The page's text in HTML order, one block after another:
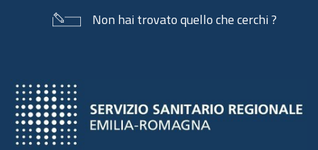
Non hai trovato quello che cerchi ?